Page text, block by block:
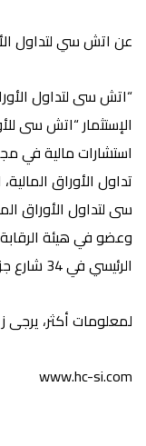
عن اتش سيلتداول
“اتش سى لتداول
الإستثمار “اتش سى
استشارات مالية في
تداول الأوراق
سى لتداول الأوراق
الرئيسي في 34 شارع جزيرة العرب – المهندسين – الجيزة، مصر.
لمعلومات أكثر، يرجى
www.hc-si.com